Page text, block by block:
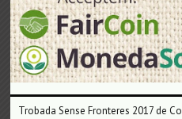
Trobada Sense Fronteres 2017 de